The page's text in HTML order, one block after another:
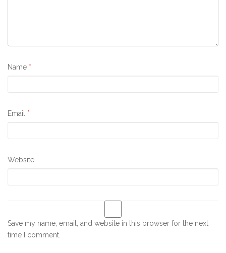
Name *
Email *
Website
Save my name, email, and website in this browser for the next
time I comment.